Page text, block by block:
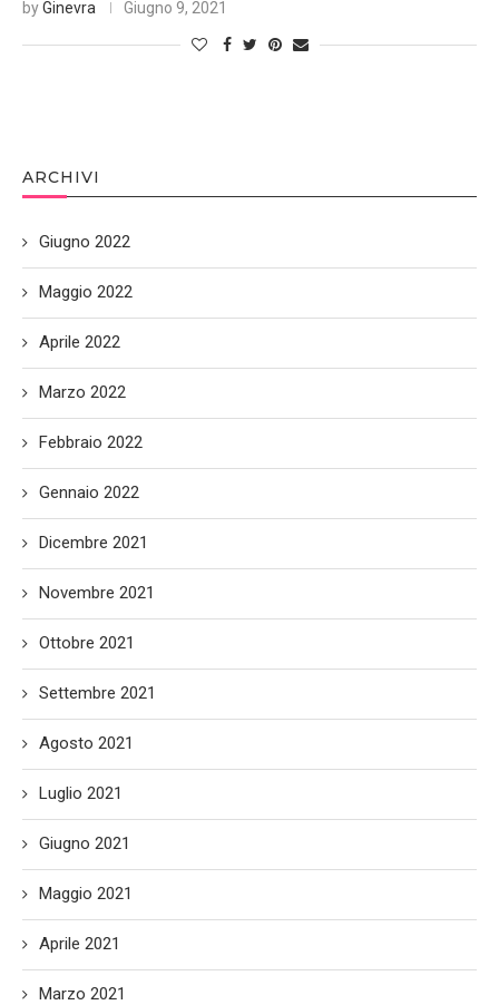
byGinevra Giugno 9, 2021
ARCHIVI
Giugno 2022
Maggio 2022
Aprile 2022
Marzo 2022
Febbraio 2022
Gennaio 2022
Dicembre 2021
Novembre 2021
Ottobre 2021
Settembre 2021
Agosto 2021
Luglio 2021
Giugno 2021
Maggio 2021
Aprile 2021
Marzo 2021